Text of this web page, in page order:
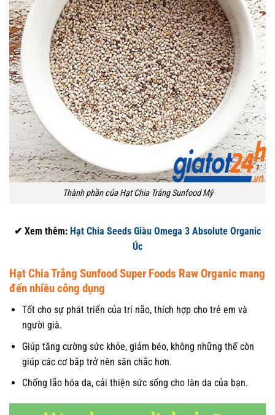
Thành phần của Hạt Chia Trắng Sunfood Mỹ
✔ Xem thêm: Hạt Chia Seeds Giàu Omega 3 Absolute Organic
Úc
Hạt Chia Trắng Sunfood Super Foods Raw Organic mang
đến nhiều công dụng
Tốt cho sự phát triển của trí não, thích hợp cho trẻ em và
người già.
Giúp tăng cường sức khỏe, giảm béo, không những thế còn
giúp các cơ bắp trở nên săn chắc hơn.
Chống lão hóa da, cải thiện sức sống cho làn da của bạn.